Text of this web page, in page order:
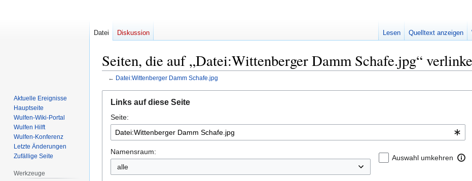
Seiten, die auf „Datei:Wittenberger Damm Schafe.jpg“
← Datei:Wittenberger Damm Schafe.jpg
Navigation
springen
Suche
springen
Links auf diese Seite
Seite:
Namensraum:
Auswahl umkehren
Datei Diskussion Lesen Quelltext anzeigen
Aktuelle Ereignisse
Hauptseite
Wulfen-Wiki-Portal
Wulfen Hilft
Wulfen-Konferenz
Letzte Änderungen
Zufällige Seite
Werkzeuge